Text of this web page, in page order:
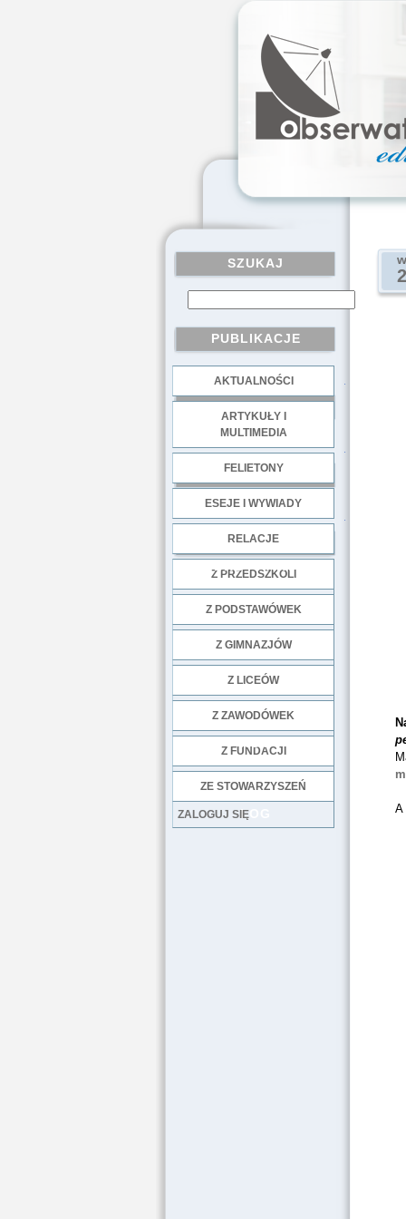
SZUKAJ
PUBLIKACJE
AKTUALNOŚCI
ARTYKUŁY I
MULTIMEDIA
FELIETONY
ESEJE I WYWIADY
RELACJE
Z PRZEDSZKOLI
Z PODSTAWÓWEK
Z GIMNAZJÓW
Z LICEÓW
Z ZAWODÓWEK
Z FUNDACJI
ZE STOWARZYSZEŃ
LOG
ZALOGUJ SIĘ A